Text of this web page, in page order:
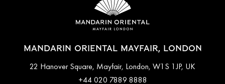
MANDARIN ORIENTAL MAYFAIR, LONDON
22 Hanover Square, Mayfair, London, W1S 1JP, UK
+44 020 7889 8888